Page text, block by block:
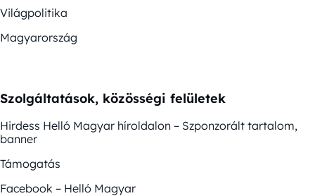
Világpolitika
Magyarország
Szolgáltatások, közösségi felületek
Hirdess Helló Magyar híroldalon – Szponzorált tartalom,
banner
Támogatás
Facebook – Helló Magyar